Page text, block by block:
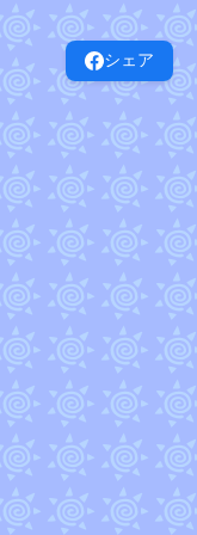
シェア